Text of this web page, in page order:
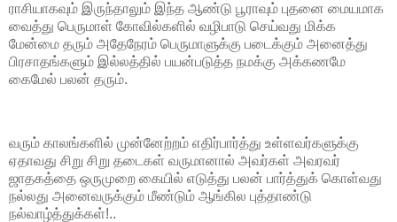
ராசியாகவும் இருந்தாலும் இந்த ஆண்டு பூராவும் புதனை மையமாக
வைத்து பெருமாள் கோவில்களில் வழிபாடு செய்வது மிக்க
மேன்மை தரும் அதேநேரம் பெருமாளுக்கு படைக்கும் அனைத்து
பிரசாதங்களும் இல்லத்தில் பயன்படுத்த நமக்கு அக்கணமே
கைமேல் பலன் தரும்.
வரும் காலங்களில் முன்னேற்றம் எதிர்பார்த்து உள்ளவர்களுக்கு
ஏதாவது சிறு சிறு தடைகள் வருமானால் அவர்கள் அவரவர்
ஜாதகத்தை ஒருமுறை கையில் எடுத்து பலன் பார்த்துக் கொள்வது
நல்லது அனைவருக்கும் மீண்டும் ஆங்கில புத்தாண்டு
நல்வாழ்த்துக்கள்!..